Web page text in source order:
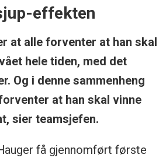
effekten
at alle forventer at han skal
hele tiden, med det
Og i denne sammenheng
at han skal vinne
sier teamsjefen.
få gjennomført første